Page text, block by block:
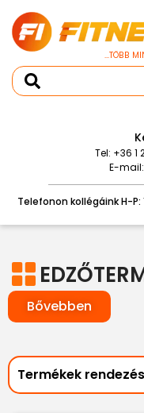
...TÖBB
Tel: +36 1
E-mail:
Telefonon kollégáink H-
Bővebben